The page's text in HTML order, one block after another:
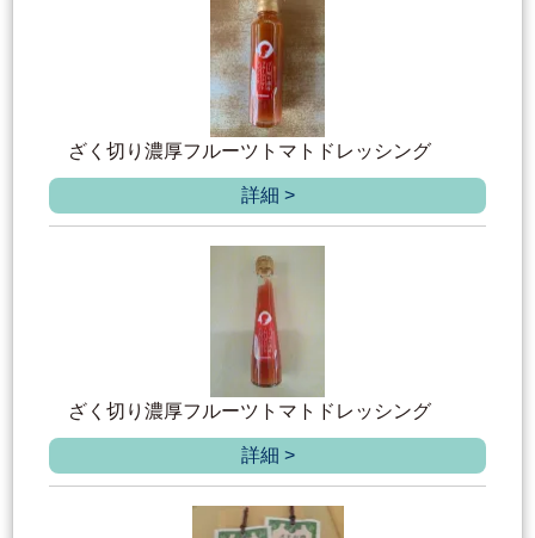
ざく切り濃厚フルーツトマトドレッシング
詳細 >
ざく切り濃厚フルーツトマトドレッシング
詳細 >